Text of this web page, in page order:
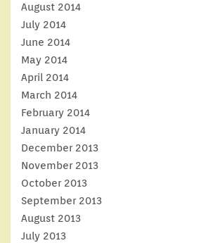
August 2014
July 2014
June 2014
May 2014
April 2014
March 2014
February 2014
January 2014
December 2013
November 2013
October 2013
September 2013
August 2013
July 2013